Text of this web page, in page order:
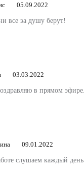
05.09.2022
все за душу берут!
03.03.2022
в прямом эфире.
09.01.2022
слушаем каждый день.